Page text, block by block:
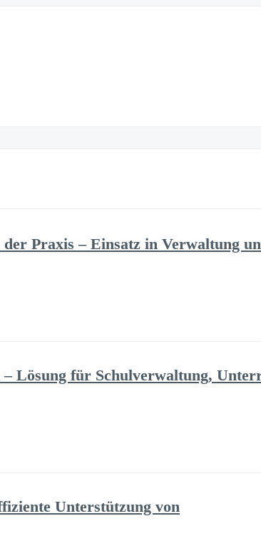
Praxis – Einsatz in Verwaltung
Lösung für Schulverwaltung,
Unterstützung von